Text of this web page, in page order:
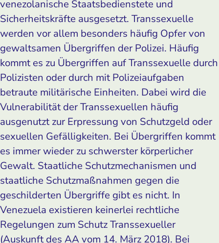
venezolanische Staatsbedienstete und
Sicherheitskräfte ausgesetzt. Transsexuelle
werden vor allem besonders häufig Opfer von
gewaltsamen Übergriffen der Polizei. Häufig
kommt es zu Übergriffen auf Transsexuelle durch
Polizisten oder durch mit Polizeiaufgaben
betraute militärische Einheiten. Dabei wird die
Vulnerabilität der Transsexuellen häufig
ausgenutzt zur Erpressung von Schutzgeld oder
sexuellen Gefälligkeiten. Bei Übergriffen kommt
es immer wieder zu schwerster körperlicher
Gewalt. Staatliche Schutzmechanismen und
staatliche Schutzmaßnahmen gegen die
geschilderten Übergriffe gibt es nicht. In
Venezuela existieren keinerlei rechtliche
Regelungen zum Schutz Transsexueller
(Auskunft des AA vom 14. März 2018). Bei